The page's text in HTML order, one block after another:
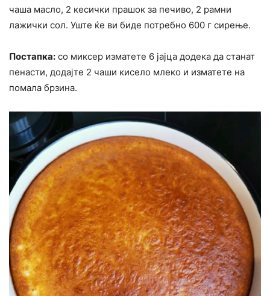
чаша масло, 2 кесички прашок за печиво, 2 рамни
лажички сол. Уште ќе ви биде потребно 600 г сирење.
Постапка: со миксер изматете 6 јајца додека да станат
пенасти, додајте 2 чаши кисело млеко и изматете на
помала брзина.